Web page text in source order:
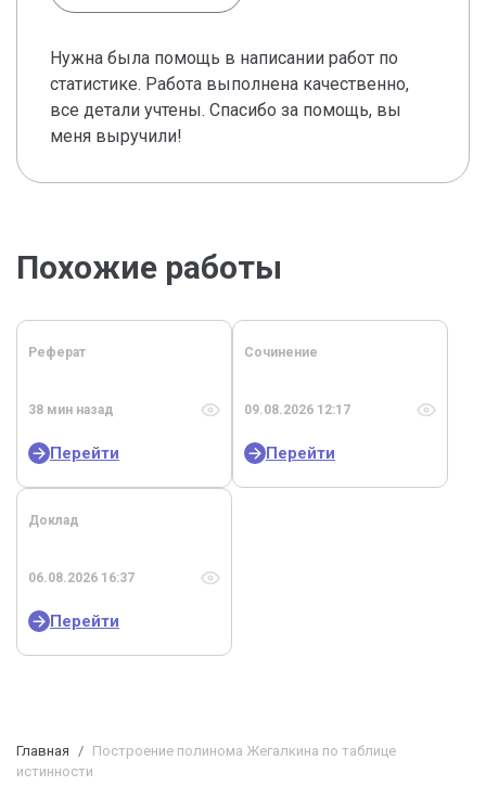
Нужна была помощь в написании работ по
статистике. Работа выполнена качественно,
все детали учтены. Спасибо за помощь, вы
меня выручили!
Похожие работы
Реферат
38 мин назад
Перейти
Сочинение
09.08.2026 12:17
Перейти
Доклад
06.08.2026 16:37
Перейти
Главная
Построение полинома Жегалкина по таблице
истинности